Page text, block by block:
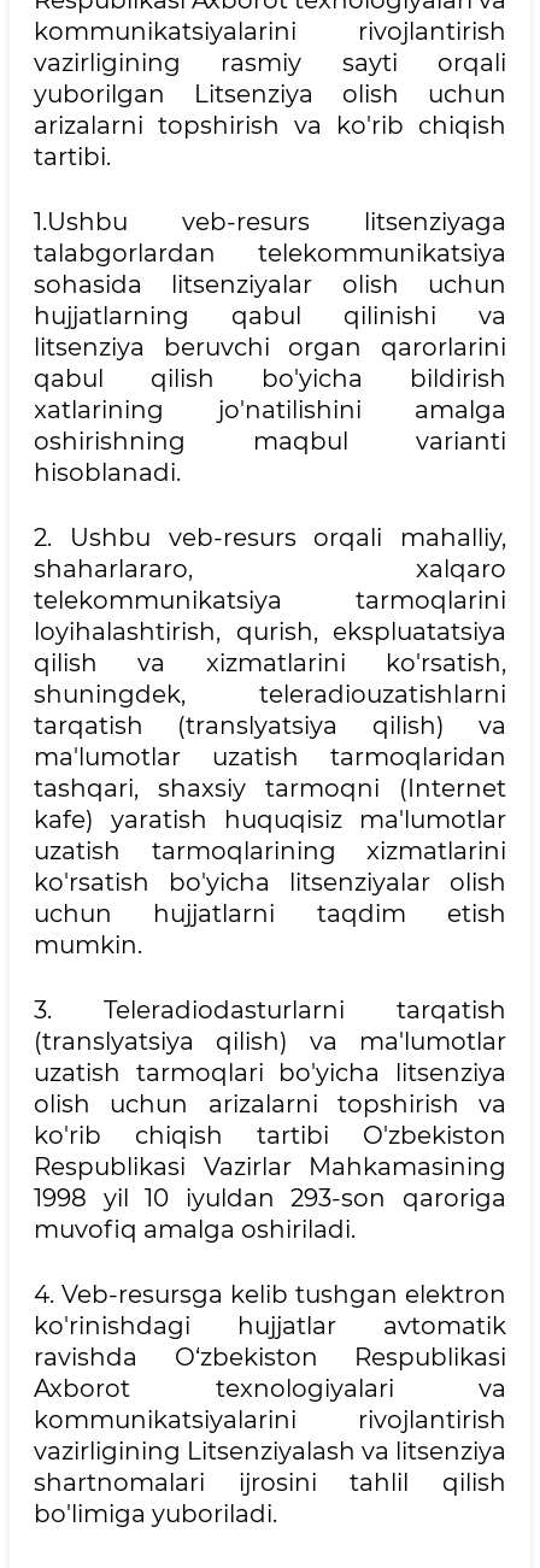
kommunikatsiyalarini rivojlantirish
vazirligining rasmiy sayti orqali
yuborilgan Litsenziya olish uchun
arizalarni topshirish va ko'rib chiqish
tartibi.
1.Ushbu veb-resurs litsenziyaga
talabgorlardan telekommunikatsiya
sohasida litsenziyalar olish uchun
hujjatlarning qabul qilinishi va
litsenziya beruvchi organ qarorlarini
qabul qilish bo'yicha bildirish
xatlarining jo'natilishini amalga
oshirishning maqbul varianti
hisoblanadi.
2. Ushbu veb-resurs orqali mahalliy,
shaharlararo, xalqaro
telekommunikatsiya tarmoqlarini
loyihalashtirish, qurish, ekspluatatsiya
qilish va xizmatlarini ko'rsatish,
shuningdek, teleradiouzatishlarni
tarqatish (translyatsiya qilish) va
ma'lumotlar uzatish tarmoqlaridan
tashqari, shaxsiy tarmoqni (Internet
kafe) yaratish huquqisiz ma'lumotlar
uzatish tarmoqlarining xizmatlarini
ko'rsatish bo'yicha litsenziyalar olish
uchun hujjatlarni taqdim etish
mumkin.
3. Teleradiodasturlarni tarqatish
(translyatsiya qilish) va ma'lumotlar
uzatish tarmoqlari bo'yicha litsenziya
olish uchun arizalarni topshirish va
ko'rib chiqish tartibi O'zbekiston
Respublikasi Vazirlar Mahkamasining
1998 yil 10 iyuldan 293-son qaroriga
muvofiq amalga oshiriladi.
4. Veb-resursga kelib tushgan elektron
ko'rinishdagi hujjatlar avtomatik
ravishda O‘zbekiston Respublikasi
Axborot texnologiyalari va
kommunikatsiyalarini rivojlantirish
vazirligining Litsenziyalash va litsenziya
shartnomalari ijrosini tahlil qilish
bo'limiga yuboriladi.